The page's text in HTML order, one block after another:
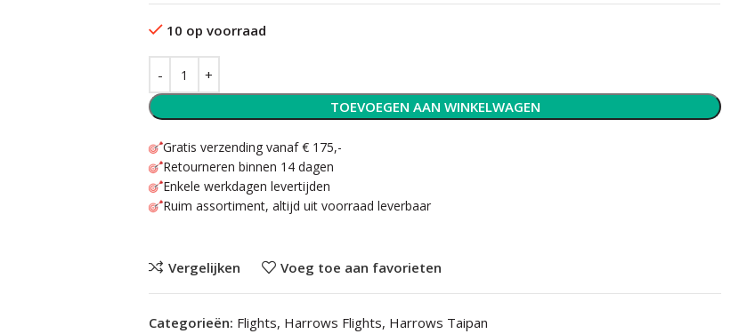
10 op voorraad
TOEVOEGEN AAN WINKELWAGEN
Gratis verzending vanaf € 175,-
Retourneren binnen 14 dagen
Enkele werkdagen levertijden
Ruim assortiment, altijd uit voorraad leverbaar
Vergelijken Voeg toe aan favorieten
Categorieën: Flights, Harrows Flights, Harrows Taipan